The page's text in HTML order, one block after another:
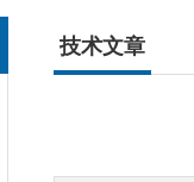
技术文章